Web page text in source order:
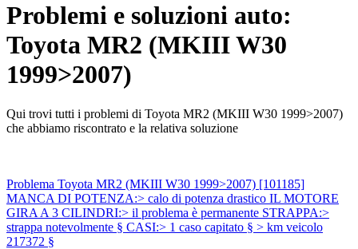
Problemi e soluzioni auto:
Toyota MR2 (MKIII W30
1999>2007)
Qui trovi tutti i problemi di Toyota MR2 (MKIII W30 1999>2007)
che abbiamo riscontrato e la relativa soluzione
Problema Toyota MR2 (MKIII W30 1999>2007) [101185]
MANCA DI POTENZA:> calo di potenza drastico IL MOTORE
GIRA A 3 CILINDRI:> il problema è permanente STRAPPA:>
strappa notevolmente § CASI:> 1 caso capitato § > km veicolo
217372 §